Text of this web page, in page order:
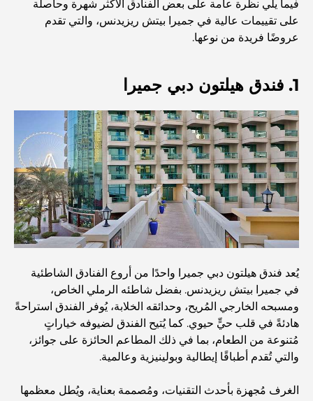
المطاعم الإيطالية في وسط مدينة دبي: تذوق إيطاليا في قلب
المدينة
الدليل الأمثل لمطاعم الطعام الفاخر في نخلة جميرا
اكتشف أفضل وجبة إفطار في منطقة الخليج التجاري، دبي
المستشفيات الحكومية في دبي: رعاية صحية شاملة للجميع
أغلى سيارة لامبورغيني على الإطلاق: قائمة هواة الجمع
أغلى مدارس جيمس في دبي: دليل شامل للآباء
أفضل المدارس القريبة من داماك هيلز 2: دليل للعائلات
فيما يلي نظرة عامة على بعض الفنادق الأكثر شهرة وحاصلة
على تقييمات عالية في جميرا بيتش ريزيدنس، والتي تقدم
عروضًا فريدة من نوعها.
1. فندق هيلتون دبي جميرا
يُعد فندق هيلتون دبي جميرا واحدًا من أروع الفنادق الشاطئية
في جميرا بيتش ريزيدنس. بفضل شاطئه الرملي الخاص،
ومسبحه الخارجي المُريح، وحدائقه الخلابة، يُوفر الفندق استراحةً
هادئةً في قلب حيٍّ حيوي. كما يُتيح الفندق لضيوفه خياراتٍ
مُتنوعة من الطعام، بما في ذلك المطاعم الحائزة على جوائز،
والتي تُقدم أطباقًا إيطالية وبولينيزية وعالمية.
الغرف مُجهزة بأحدث التقنيات، ومُصممة بعناية، ويُطل معظمها